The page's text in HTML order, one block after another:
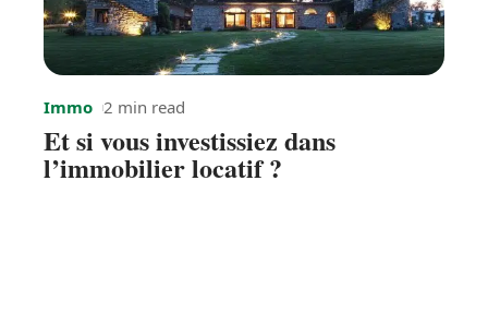
Immo 2 min read
Et si vous investissiez dans
l’immobilier locatif ?